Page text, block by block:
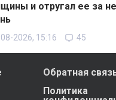
и отругал ее за
2026, 15:16 45
Обратная
Политика